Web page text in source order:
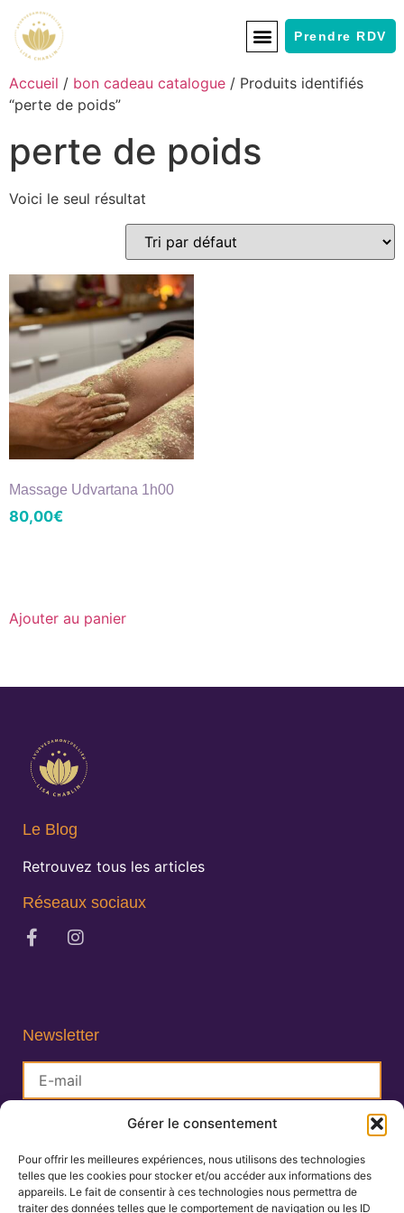
Gérer le consentement
Pour offrir les meilleures expériences, nous utilisons des technologies
telles que les cookies pour stocker et/ou accéder aux informations des
appareils. Le fait de consentir à ces technologies nous permettra de
traiter des données telles que le comportement de navigation ou les ID
Prendre RDV
Accueil / bon cadeau catalogue / Produits identifiés
“perte de poids”
perte de poids
Voici le seul résultat
Massage Udvartana 1h00
80,00€
Ajouter au panier
Le Blog
Retrouvez tous les articles
Réseaux sociaux
Newsletter
S'inscrire
Lisa Charlin
Praticienne en Ayurveda